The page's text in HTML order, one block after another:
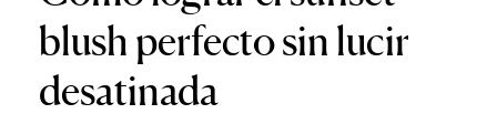
blush perfecto sin lucir
desatinada